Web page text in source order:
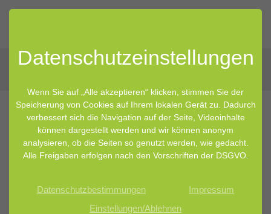
31.03.2018 09:31 von Inge Lindseth
Verarbeitete Lebensmittel
das Risiko, übergewichtig zu werden
Datenschutz­einstellungen
Wenn Sie auf „Alle akzeptieren“ klicken, stimmen Sie der
Speicherung von Cookies auf Ihrem lokalen Gerät zu. Dadurch
verbessert sich die Navigation auf der Seite, Videoinhalte
können dargestellt werden und wir können anonym
analysieren, ob die Seiten so genutzt werden, wie gedacht.
Alle Freigaben erfolgen nach den Vorschriften der DSGVO.
Datenschutzbestimmungen
Impressum
Einstellungen/Ablehnen